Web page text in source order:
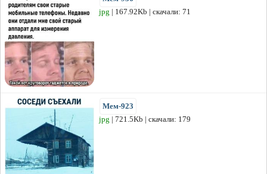
jpg | 167.92Kb | скачали: 71
Мем-923
jpg | 721.5Kb | скачали: 179